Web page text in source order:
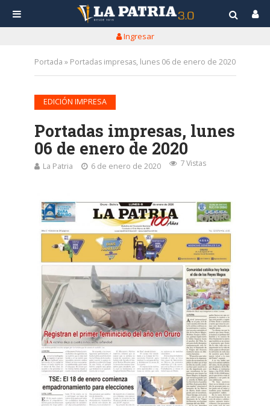
Ingresar
Portada » Portadas impresas, lunes 06 de enero de 2020
EDICIÓN IMPRESA
Portadas impresas, lunes
06 de enero de 2020
La Patria 6 de enero de 2020 7 Vistas